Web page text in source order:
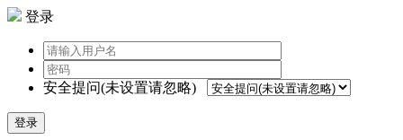
登录
安全提问(未设置请忽略)
登录